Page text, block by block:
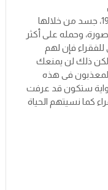
صدرت المجموعة القصصية في عام 1955، جسد من خلالها
وحمله على أكثر
فإن لهم
ذلك لن يمنعك
فى هذه
ستكون قد عرفت
كما نسيتهم الحياة